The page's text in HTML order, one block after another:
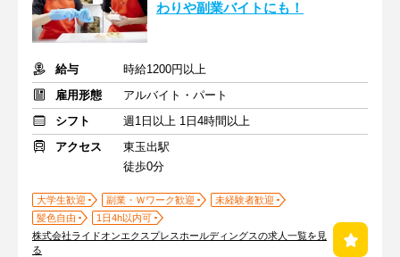
わりや副業バイトにも！
給与
時給1200円以上
雇用形態
アルバイト・パート
シフト
週1日以上 1日4時間以上
アクセス
東玉出駅
徒歩0分
大学生歓迎 副業・Ｗワーク歓迎
未経験者歓迎
髪色自由
1日4h以内可
株式会社ライドオンエクスプレスホールディングスの求人一覧を見
る